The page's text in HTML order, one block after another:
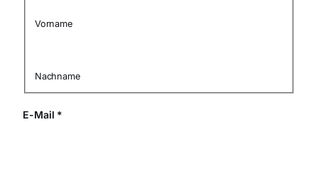
Vorname
Nachname
E-Mail *